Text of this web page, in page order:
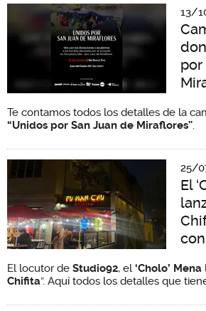
13/
por
Te contamos todos los detalles de la
“Unidos por San Juan de Miraflores”.
25/
El
El locutor de Studio92, el‘Cholo’ Mena
Chifita”. Aquí todos los detalles que